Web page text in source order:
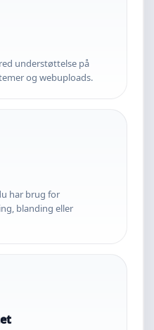
understøttelse på
og webuploads.
har brug for
blanding eller